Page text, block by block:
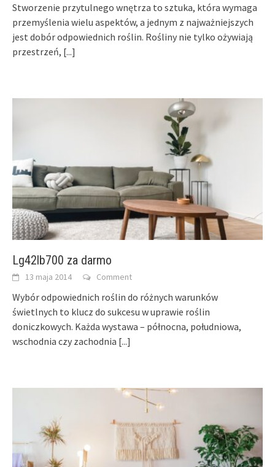
Stworzenie przytulnego wnętrza to sztuka, która wymaga
przemyślenia wielu aspektów, a jednym z najważniejszych
jest dobór odpowiednich roślin. Rośliny nie tylko ożywiają
przestrzeń, [...]
Lg42lb700 za darmo
13 maja 2014 Comment
Wybór odpowiednich roślin do różnych warunków
świetlnych to klucz do sukcesu w uprawie roślin
doniczkowych. Każda wystawa – północna, południowa,
wschodnia czy zachodnia [...]